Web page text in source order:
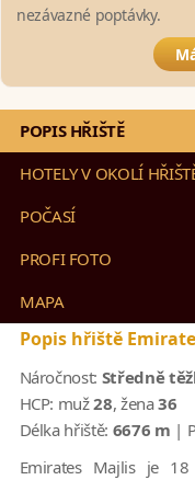
nezávazné poptávky.
POPIS HŘIŠTĚ
HOTELY V OKOLÍ
POČASÍ
PROFI FOTO
MAPA
Popis hřiště
Náročnost: Středně
HCP: muž28, žena36
Délka hřiště: 6676 m |
Emirates Majlis je